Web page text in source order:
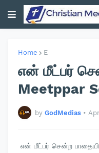
Home E
என் மீட்பர்
Meetppar
by GodMedias •
என் மீட்பர் சென்ற